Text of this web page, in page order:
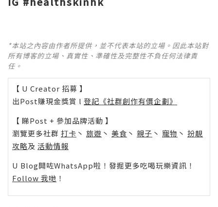
*本站之內容由作者所提供，並不代表本站的立場。因此本站對
所有博客的立場、真實性、準確性及完整性不負任何法律責
任。
【 U Creator 招募 】
出Post賺現金獎賞 l 登記《社群創作有價企劃》
【 睇Post + 參加品牌活動 】
瀏覽更多社群 打卡 丶 旅遊 丶 美食 丶 親子 丶 寵物 丶 扮靚
攻略及 活動情報
U Blog開咗WhatsApp啦！發掘更多吃喝玩樂資訊！
Follow 我哋 ！